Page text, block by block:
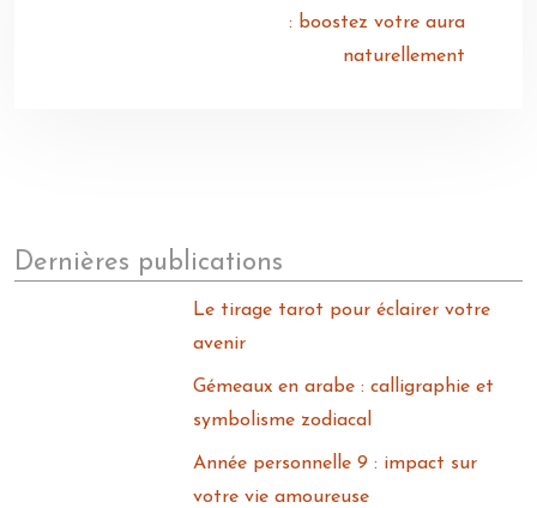
: boostez votre aura
naturellement
Dernières publications
Le tirage tarot pour éclairer votre
avenir
Gémeaux en arabe : calligraphie et
symbolisme zodiacal
Année personnelle 9 : impact sur
votre vie amoureuse